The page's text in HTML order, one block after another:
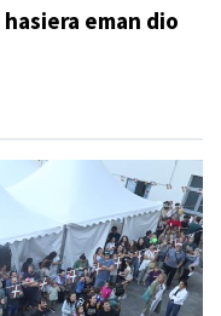
eman dio